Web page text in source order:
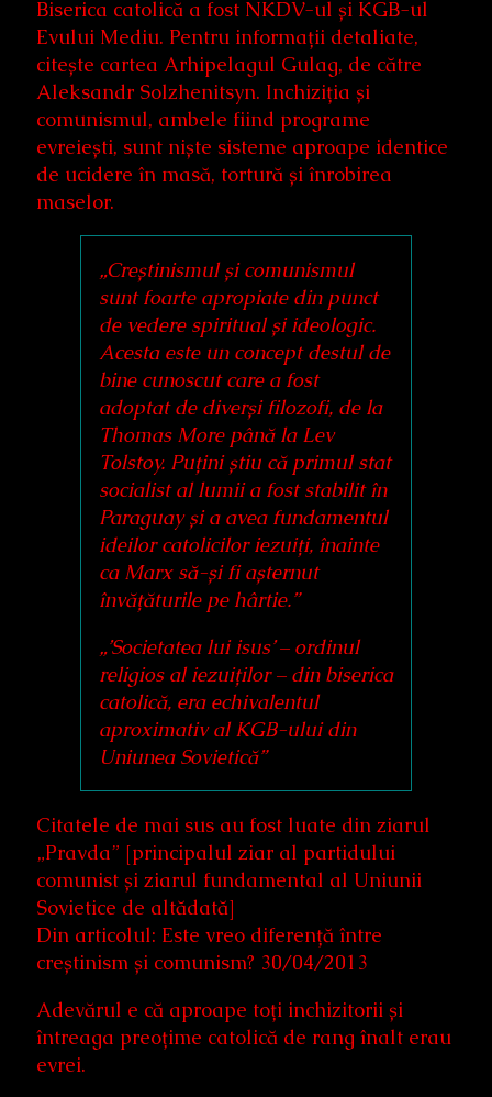
Biserica catolică a fost NKDV-ul și KGB-ul
Evului Mediu. Pentru informații detaliate,
citește cartea Arhipelagul Gulag, de către
Aleksandr Solzhenitsyn. Inchiziția și
comunismul, ambele fiind programe
evreiești, sunt niște sisteme aproape identice
de ucidere în masă, tortură și înrobirea
maselor.
„Creștinismul și comunismul
sunt foarte apropiate din punct
de vedere spiritual și ideologic.
Acesta este un concept destul de
bine cunoscut care a fost
adoptat de diverși filozofi, de la
Thomas More până la Lev
Tolstoy. Puțini știu că primul stat
socialist al lumii a fost stabilit în
Paraguay și a avea fundamentul
ideilor catolicilor iezuiți, înainte
ca Marx să-și fi așternut
învățăturile pe hârtie.”
„’Societatea lui isus’ – ordinul
religios al iezuiților – din biserica
catolică, era echivalentul
aproximativ al KGB-ului din
Uniunea Sovietică”
Citatele de mai sus au fost luate din ziarul
„Pravda” [principalul ziar al partidului
comunist și ziarul fundamental al Uniunii
Sovietice de altădată]
Din articolul: Este vreo diferență între
creștinism și comunism? 30/04/2013
Adevărul e că aproape toți inchizitorii și
întreaga preoțime catolică de rang înalt erau
evrei.